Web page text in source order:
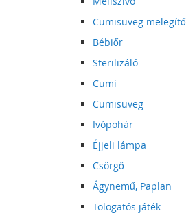
Cumisüveg melegítő
Bébiőr
Sterilizáló
Cumi
Cumisüveg
Ivópohár
Éjjeli lámpa
Csörgő
Ágynemű, Paplan
Tologatós játék